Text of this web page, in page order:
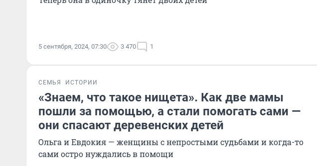
5 сентября, 2024, 07:30 3 470 1
СЕМЬЯ ИСТОРИИ
«Знаем, что такое нищета». Как две мамы
пошли за помощью, а стали помогать сами —
они спасают деревенских детей
Ольга и Евдокия — женщины с непростыми судьбами и когда-то
сами остро нуждались в помощи